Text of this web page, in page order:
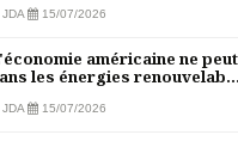
JDA 15/07/2026
américaine ne
les énergies renouvelab...
JDA 15/07/2026